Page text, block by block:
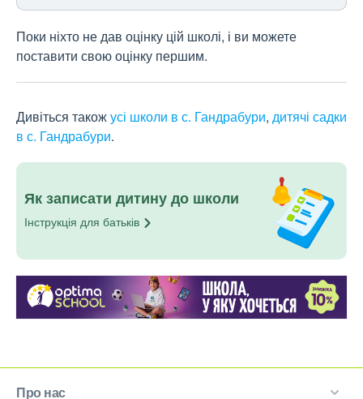
Поки ніхто не дав оцінку цій школі, і ви можете
поставити свою оцінку першим.
Дивіться такожусі школи в с. Гандрабури, дитячі садки
в с. Гандрабури.
Як записати дитину до школи
Інструкція для батьків
Про нас